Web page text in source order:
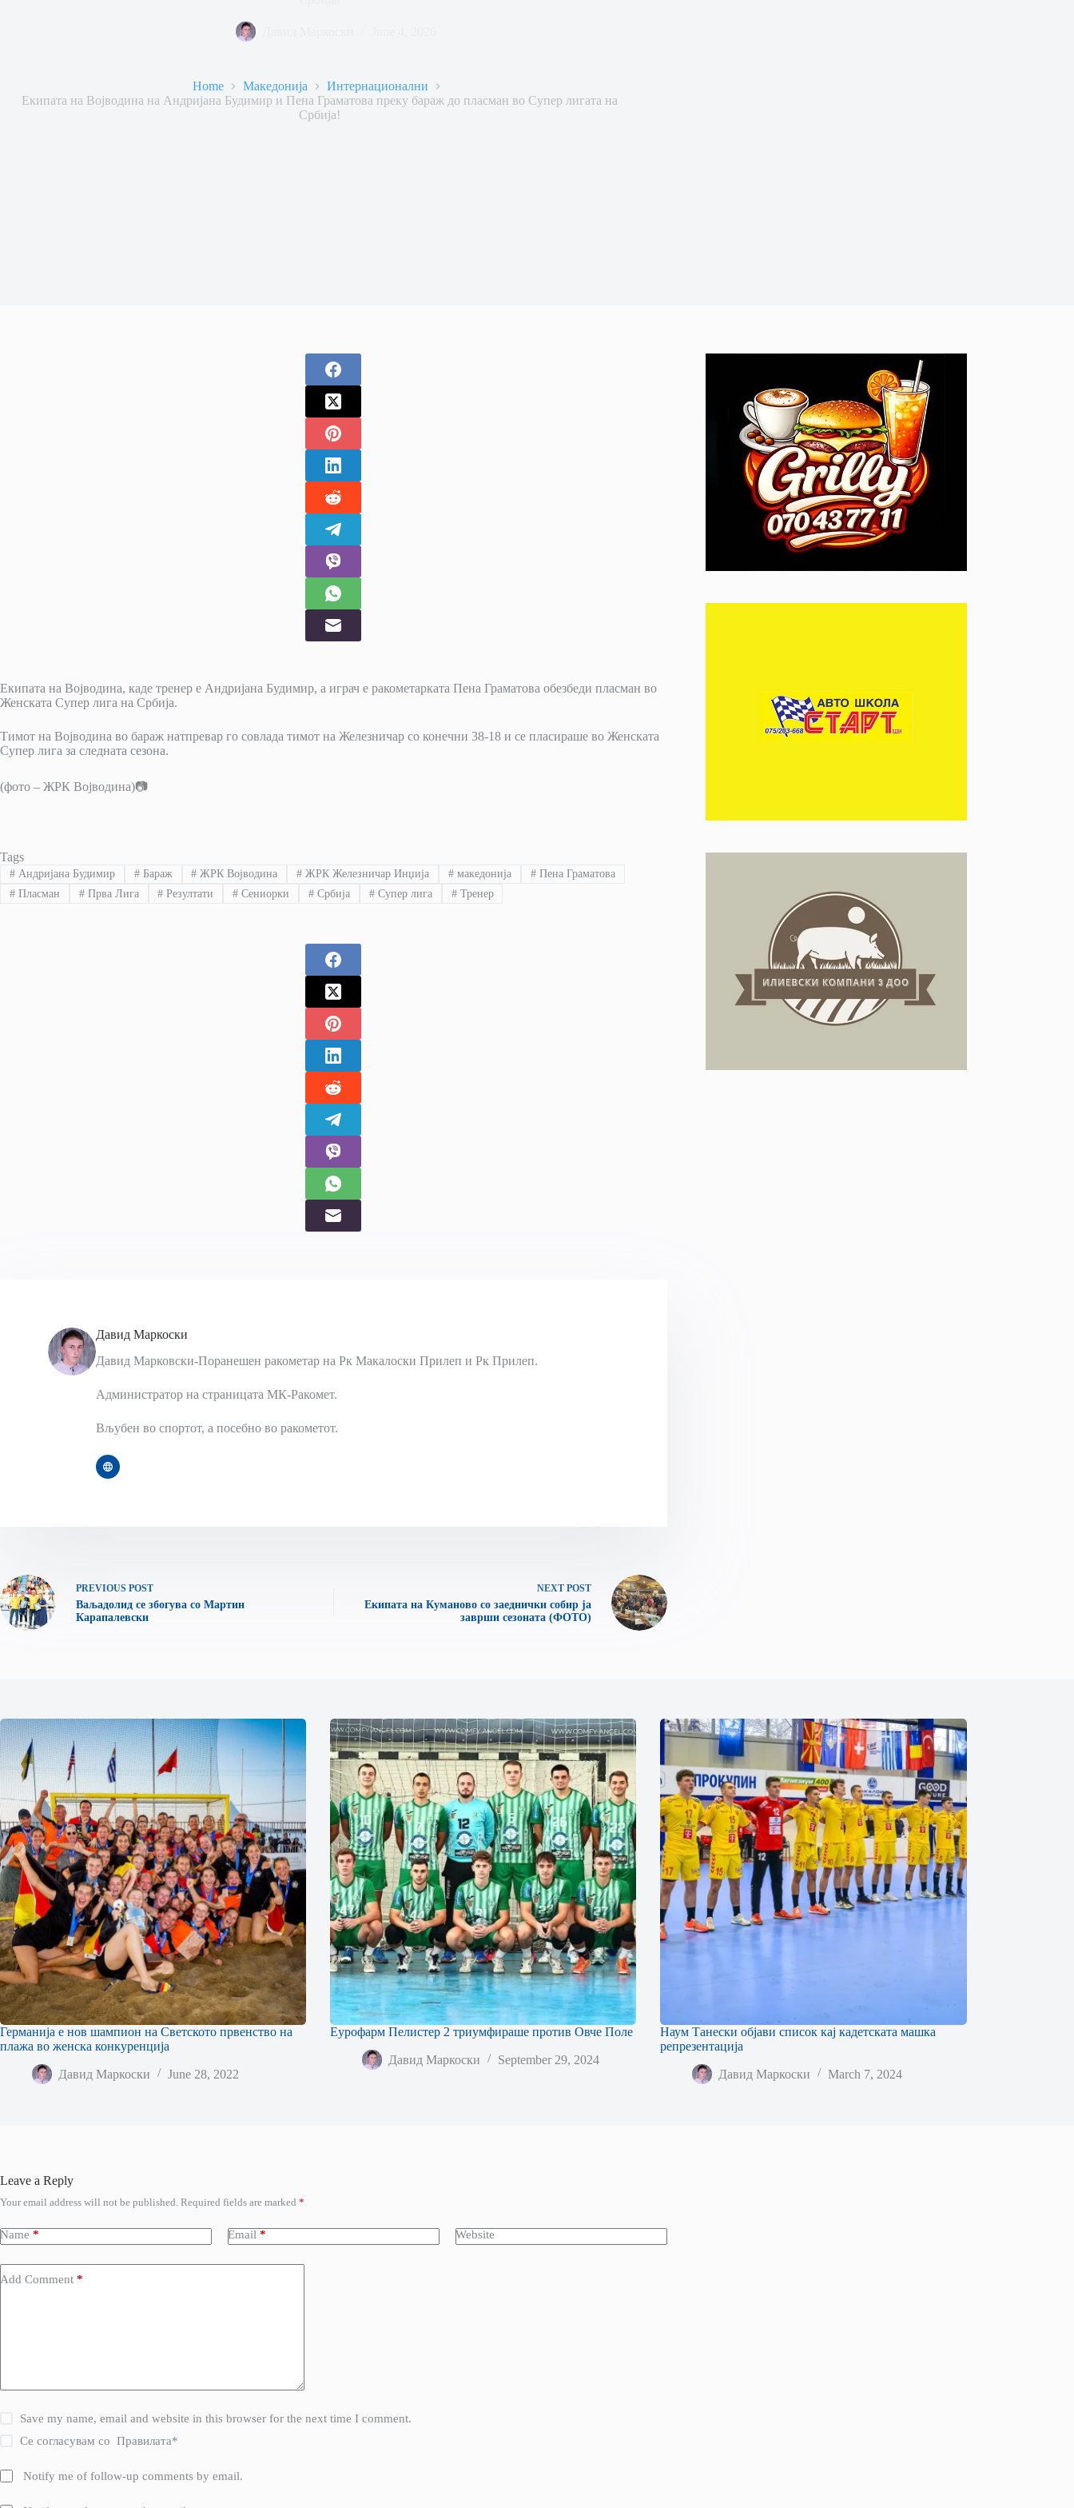
Home Македонија
Интернационални
Екипата на Војводина на Андријана Будимир и Пена Граматова преку бараж до пласман во Супер лигата на
Србија!
Екипата на Војводина, каде тренер е Андријана Будимир, а играч е ракометарката Пена Граматова обезбеди пласман во
Женската Супер лига на Србија.
Тимот на Војводина во бараж натпревар го совлада тимот на Железничар со конечни 38-18 и се пласираше во Женската
Супер лига за следната сезона.
(фото – ЖРК Војводина)📷
Tags
#Андријана Будимир #Бараж # ЖРК Војводина # ЖРК Железничар Инџија # македонија #Пена Граматова
#Пласман #Прва Лига # Резултати # Сениорки # Србија #Супер лига #Тренер
Давид Маркоски
Давид Марковски-Поранешен ракометар на Рк Макалоски Прилеп и Рк Прилеп.
Администратор на страницата МК-Ракомет.
Вљубен во спортот, а посебно во ракометот.
PREVIOUS POST
Ваљадолид се збогува со Мартин
Карапалевски
NEXT POST
Екипата на Куманово со заеднички собир ја
заврши сезоната (ФОТО)
Германија е нов шампион на Светското првенство на
плажа во женска конкуренција
Давид Маркоски June 28, 2022
Еурофарм Пелистер 2 триумфираше против Овче Поле
Давид Маркоски September 29, 2024
Наум Танески објави список кај кадетската машка
репрезентација
Давид Маркоски March 7, 2024
Leave a Reply
Your email address will not be published. Required fields are marked *
Name * Email * Website
Add Comment *
Save my name, email and website in this browser for the next time I comment.
Се согласувам соПравилата*
Notify me of follow-up comments by email.